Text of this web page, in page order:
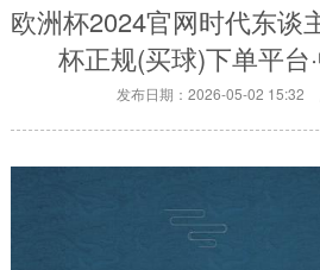
欧洲杯2024官网时代东谈
杯正规(买球)下单平台
发布日期：2026-05-02 15:32